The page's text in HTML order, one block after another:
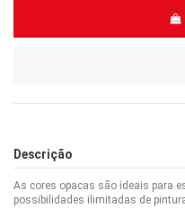
Descrição
As cores opacas são ideais para
possibilidades ilimitadas de